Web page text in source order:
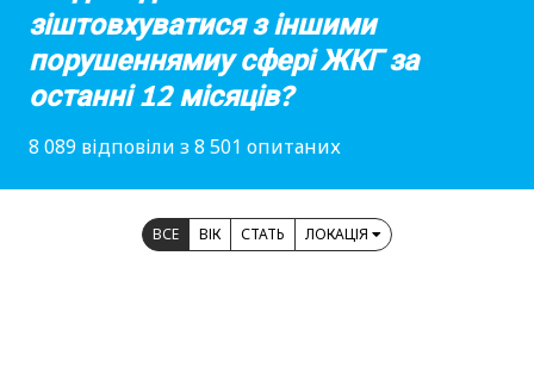
зіштовхуватися з іншими
порушеннямиу сфері ЖКГ за
останні 12 місяців?
8 089 відповіли з 8 501 опитаних
ВСЕ ВІК СТАТЬ ЛОКАЦІЯ